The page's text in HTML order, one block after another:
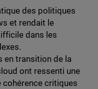
des politiques
et rendait le
dans les
en transition de la
ont ressenti une
critiques